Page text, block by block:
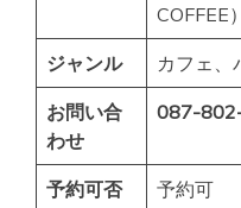
COFFEE）
ジャンル カフェ、
お問い合
わせ
087-
予約可否 予約可